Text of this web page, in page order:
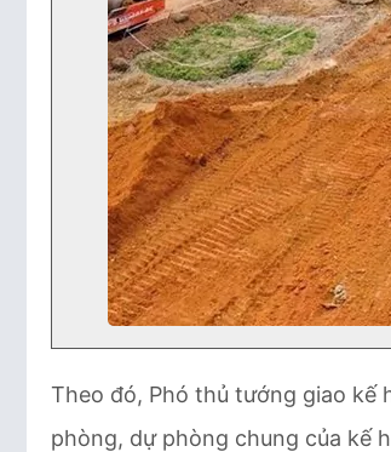
Theo đó, Phó thủ tướng giao kế
phòng, dự phòng chung của kế